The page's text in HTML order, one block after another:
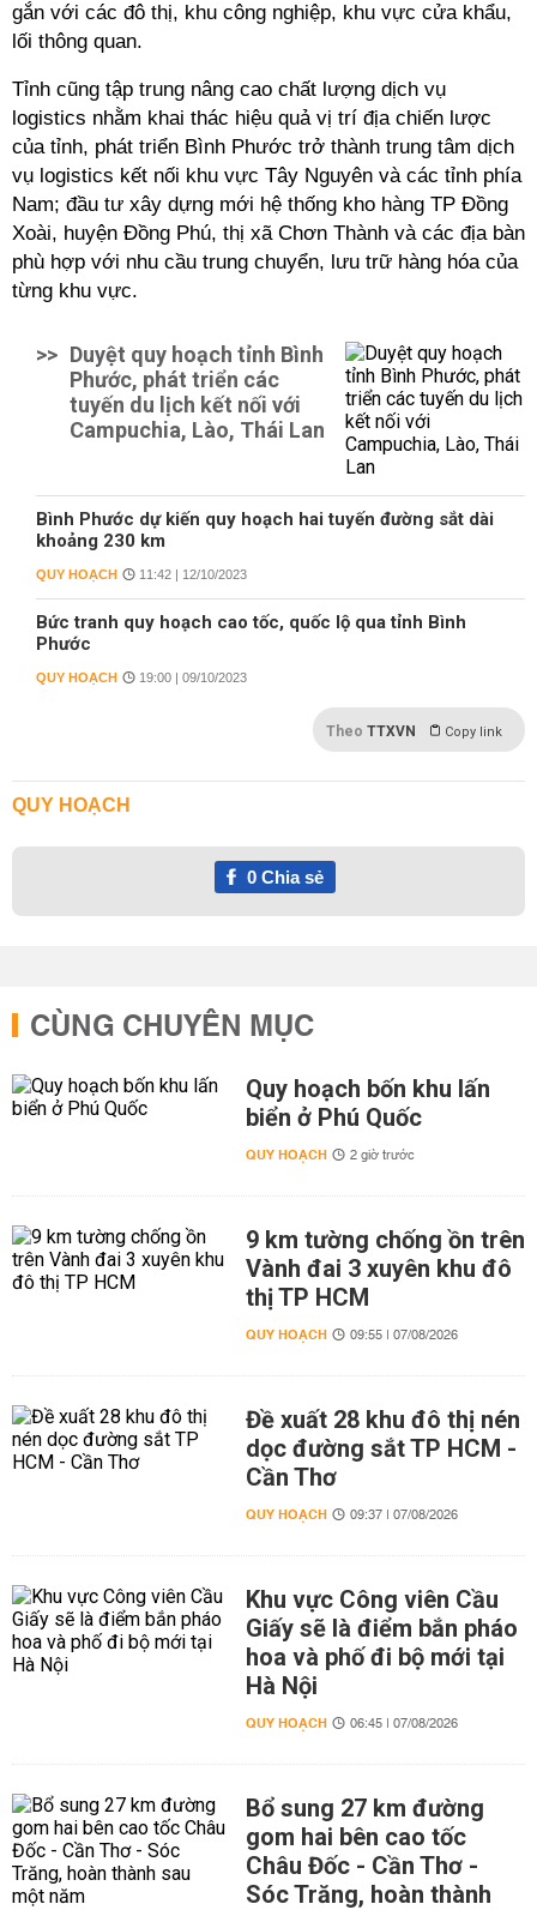
gắn với các đô thị, khu công nghiệp, khu vực cửa khẩu,
lối thông quan.
Tỉnh cũng tập trung nâng cao chất lượng dịch vụ
logistics nhằm khai thác hiệu quả vị trí địa chiến lược
của tỉnh, phát triển Bình Phước trở thành trung tâm dịch
vụ logistics kết nối khu vực Tây Nguyên và các tỉnh phía
Nam; đầu tư xây dựng mới hệ thống kho hàng TP Đồng
Xoài, huyện Đồng Phú, thị xã Chơn Thành và các địa bàn
phù hợp với nhu cầu trung chuyển, lưu trữ hàng hóa của
từng khu vực.
>> Duyệt quy hoạch tỉnh Bình
Phước, phát triển các
tuyến du lịch kết nối với
Campuchia, Lào, Thái Lan
Bình Phước dự kiến quy hoạch hai tuyến đường sắt dài
khoảng 230 km
QUY HOẠCH 11:42 | 12/10/2023
Bức tranh quy hoạch cao tốc, quốc lộ qua tỉnh Bình
Phước
QUY HOẠCH 19:00 | 09/10/2023
Theo TTXVN Copy link
QUY HOẠCH
0Chia sẻ
CÙNG CHUYÊN MỤC
Quy hoạch bốn khu lấn
biển ở Phú Quốc
QUY HOẠCH 2 giờ trước
9 km tường chống ồn trên
Vành đai 3 xuyên khu đô
thị TP HCM
QUY HOẠCH 09:55 | 07/08/2026
Đề xuất 28 khu đô thị nén
dọc đường sắt TP HCM -
Cần Thơ
QUY HOẠCH 09:37 | 07/08/2026
Khu vực Công viên Cầu
Giấy sẽ là điểm bắn pháo
hoa và phố đi bộ mới tại
Hà Nội
QUY HOẠCH 06:45 | 07/08/2026
Bổ sung 27 km đường
gom hai bên cao tốc
Châu Đốc - Cần Thơ -
Sóc Trăng, hoàn thành